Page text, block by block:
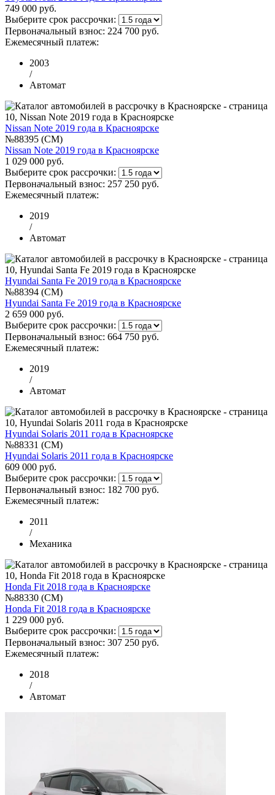
749 000 руб.
Выберите срок рассрочки:
Первоначальный взнос: 224 700 руб.
Ежемесячный платеж:
2003
/
Автомат
Nissan Note 2019 года в Красноярске
№88395 (CM)
Nissan Note 2019 года в Красноярске
1 029 000 руб.
Выберите срок рассрочки:
Первоначальный взнос: 257 250 руб.
Ежемесячный платеж:
2019
/
Автомат
Hyundai Santa Fe 2019 года в Красноярске
№88394 (CM)
Hyundai Santa Fe 2019 года в Красноярске
2 659 000 руб.
Выберите срок рассрочки:
Первоначальный взнос: 664 750 руб.
Ежемесячный платеж:
2019
/
Автомат
Hyundai Solaris 2011 года в Красноярске
№88331 (CM)
Hyundai Solaris 2011 года в Красноярске
609 000 руб.
Выберите срок рассрочки:
Первоначальный взнос: 182 700 руб.
Ежемесячный платеж:
2011
/
Механика
Honda Fit 2018 года в Красноярске
№88330 (CM)
Honda Fit 2018 года в Красноярске
1 229 000 руб.
Выберите срок рассрочки:
Первоначальный взнос: 307 250 руб.
Ежемесячный платеж:
2018
/
Автомат